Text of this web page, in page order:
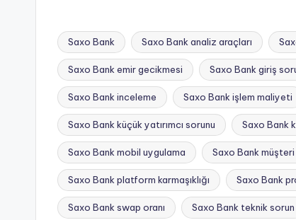
Tags:
Saxo Bank Saxo Bank analiz araçları
Saxo Bank emir gecikmesi Saxo Bank giriş
Saxo Bank inceleme Saxo Bank işlem maliyeti
Saxo Bank küçük yatırımcı sorunu Saxo Bank
Saxo Bank mobil uygulama Saxo Bank
Saxo Bank platform karmaşıklığı Saxo Bank
Saxo Bank swap oranı Saxo Bank teknik sorun